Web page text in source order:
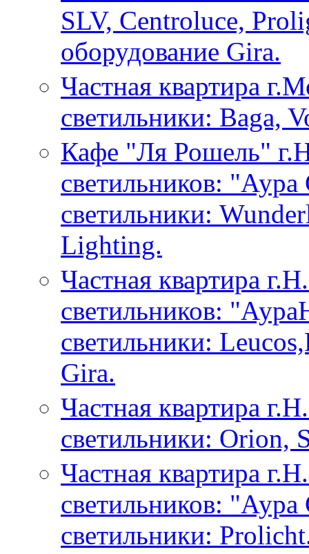
SLV, Centroluce,
оборудование Gira.
Частная квартира
светильники: Baga,
Кафе "Ля Рошель"
светильников:
светильники:
Lighting.
Частная квартира
светильников:
светильники:
Gira.
Частная квартира
светильники: Orion,
Частная квартира
светильников:
светильники: